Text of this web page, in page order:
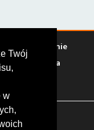
Twój
w
paliw
Jedzenie
Spotkania